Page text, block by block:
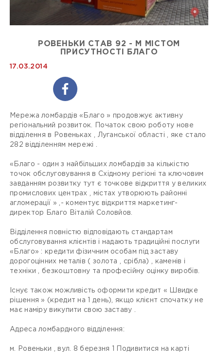
РОВЕНЬКИ СТАВ 92 - М МІСТОМ
ПРИСУТНОСТІ БЛАГО
17.03.2014
Мережа ломбардів «Благо » продовжує активну
регіональний розвиток. Початок свою роботу нове
відділення в Ровеньках , Луганської області , яке стало
282 відділенням мережі .
«Благо - один з найбільших ломбардів за кількістю
точок обслуговування в Східному регіоні та ключовим
завданням розвитку тут є точкове відкриття у великих
промислових центрах , містах утворюють районні
агломерації » ,- коментує відкриття маркетинг-
директор Благо Віталій Соловйов.
Відділення повністю відповідають стандартам
обслуговування клієнтів і надають традиційні послуги
«Благо» : кредити фізичним особам під заставу
дорогоцінних металів ( золота , срібла) , каменів і
техніки , безкоштовну та професійну оцінку виробів.
Існує також можливість оформити кредит « Швидке
рішення » (кредит на 1 день), якщо клієнт спочатку не
має наміру викупити свою заставу .
Адреса ломбардного відділення:
м. Ровеньки , вул. 8 березня 1 Подивитися на карті